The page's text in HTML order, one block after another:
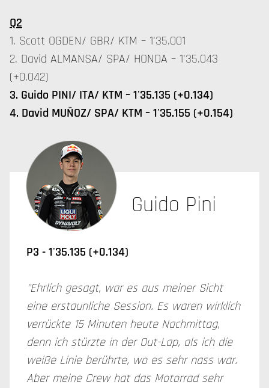
Q2
1. Scott OGDEN/ GBR/ KTM – 1'35.001
2. David ALMANSA/ SPA/ HONDA – 1'35.043
(+0.042)
3. Guido PINI/ ITA/ KTM – 1'35.135 (+0.134)
4. David MUÑOZ/ SPA/ KTM – 1'35.155 (+0.154)
Guido Pini
P3 -1'35.135 (+0.134)
"Ehrlich gesagt, war es aus meiner Sicht
eine erstaunliche Session. Es waren wirklich
verrückte 15 Minuten heute Nachmittag,
denn ich stürzte in der Out-Lap, als ich die
weiße Linie berührte, wo es sehr nass war.
Aber meine Crew hat das Motorrad sehr